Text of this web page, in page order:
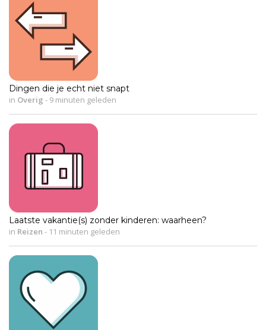
Dingen die je echt niet snapt
in Overig - 9 minuten geleden
Laatste vakantie(s) zonder kinderen: waarheen?
in Reizen - 11 minuten geleden